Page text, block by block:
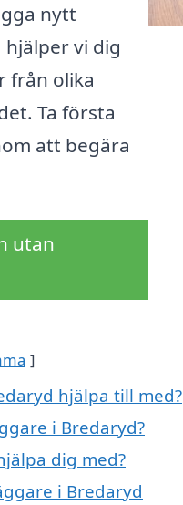
nytt
vi dig
från olika
Ta första
att begära
utan
hjälpa till med?
i Bredaryd?
dig med?
i Bredaryd